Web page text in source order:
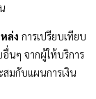
ล่ง การเปรียบเทียบ
อื่นๆ จากผู้ให้บริการ
สมกับแผนการเงิน